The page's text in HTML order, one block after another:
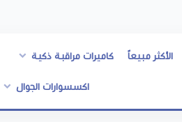
الأكثر مبيعاً كاميرات مراقبة ذكية
اكسسوارات الجوال